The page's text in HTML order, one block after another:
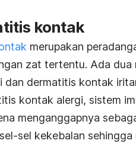
kontak
merupakan
zat tertentu. Ada
dan dermatitis kontak
kontak alergi, sistem
menganggapnya
sel kekebalan